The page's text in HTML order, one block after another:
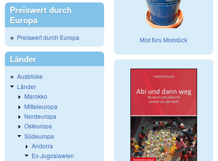
Preiswert durch
Europa
Preiswert durch Europa
Länder
Ausblicke
Länder
Marokko
Mitteleuropa
Nordeuropa
Osteuropa
Südeuropa
Andorra
Ex-Jugoslawien
Mist fürs Miststück